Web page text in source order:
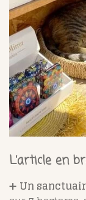
L’article en
➕ Un